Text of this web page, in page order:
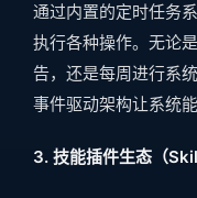
通过内置的定时任务
执行各种操作。无论
告，还是每周进行系
事件驱动架构让系统
3. 技能插件生态（